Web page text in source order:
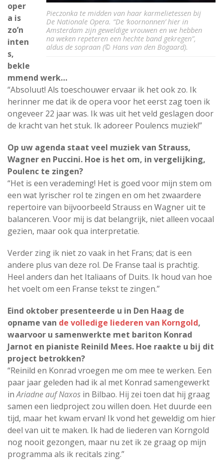
Pieczonka te midden van haar karmelietessen bij
De Nationale Opera. “De ‘koornonnen’ hier in
Amsterdam zijn geweldige vrouwen en we hebben
na weken repeteren een hechte band gekregen”,
aldus de sopraan (© Hans van den Bogaard).
oper
a is
zo’n
inten
s,
bekle
mmend werk…
“Absoluut! Als toeschouwer ervaar ik het ook zo. Ik
herinner me dat ik de opera voor het eerst zag toen ik
ongeveer 22 jaar was. Ik was uit het veld geslagen door
de kracht van het stuk. Ik adoreer Poulencs muziek!”
Op uw agenda staat veel muziek van Strauss,
Wagner en Puccini. Hoe is het om, in vergelijking,
Poulenc te zingen?
“Het is een verademing! Het is goed voor mijn stem om
een wat lyrischer rol te zingen en om het zwaardere
repertoire van bijvoorbeeld Strauss en Wagner uit te
balanceren. Voor mij is dat belangrijk, niet alleen vocaal
gezien, maar ook qua interpretatie.
Verder zing ik niet zo vaak in het Frans; dat is een
andere plus van deze rol. De Franse taal is prachtig.
Heel anders dan het Italiaans of Duits. Ik houd van hoe
het voelt om een Franse tekst te zingen.”
Eind oktober presenteerde u in Den Haag de
opname van de volledige liederen van Korngold,
waarvoor u samenwerkte met bariton Konrad
Jarnot en pianiste Reinild Mees. Hoe raakte u bij dit
project betrokken?
“Reinild en Konrad vroegen me om mee te werken. Een
paar jaar geleden had ik al met Konrad samengewerkt
inAriadne auf Naxos in Bilbao. Hij zei toen dat hij graag
samen een liedproject zou willen doen. Het duurde een
tijd, maar het kwam ervan! Ik vond het geweldig om hier
deel van uit te maken. Ik had de liederen van Korngold
nog nooit gezongen, maar nu zet ik ze graag op mijn
programma als ik recitals zing.”